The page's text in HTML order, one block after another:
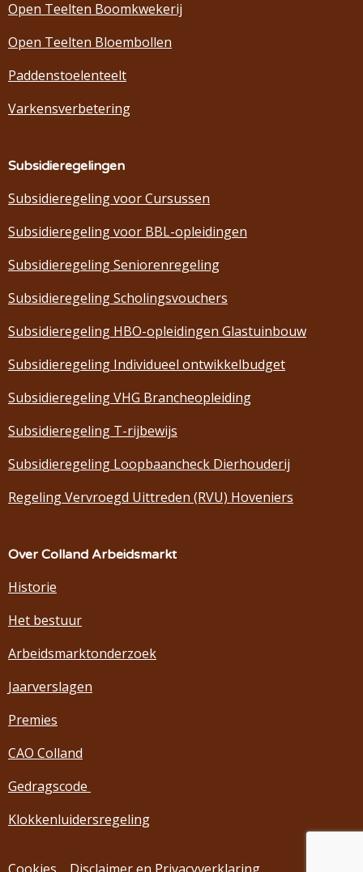
Open Teelten Boomkwekerij
Open Teelten Bloembollen
Paddenstoelenteelt
Varkensverbetering
Subsidieregelingen
Subsidieregeling voor Cursussen
Subsidieregeling voor BBL-opleidingen
Subsidieregeling Seniorenregeling
Subsidieregeling Scholingsvouchers
Subsidieregeling HBO-opleidingen Glastuinbouw
Subsidieregeling Individueel ontwikkelbudget
Subsidieregeling VHG Brancheopleiding
Subsidieregeling T-rijbewijs
Subsidieregeling Loopbaancheck Dierhouderij
Regeling Vervroegd Uittreden (RVU) Hoveniers
Over Colland Arbeidsmarkt
Historie
Het bestuur
Arbeidsmarktonderzoek
Jaarverslagen
Premies
CAO Colland
Gedragscode
Klokkenluidersregeling